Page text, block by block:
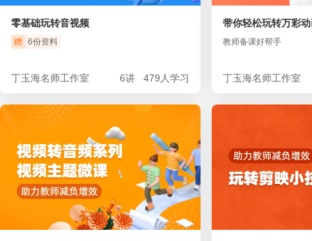
零基础玩转音视频
赠 6份资料
丁玉海名师工作室 6讲 479人学习
带你轻松玩转万彩
教师备课好帮手
丁玉海名师工作室